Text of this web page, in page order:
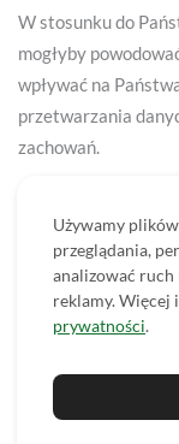
W stosunku do
mogłyby
wpływać na
przetwarzania
zachowań.
to mogło mieć
Jednocześnie
może dojść do
Używamy
przeglądania,
analizować
reklamy. Więcej
prywatności.